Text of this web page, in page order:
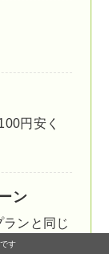
す
円安く
ン
ンと同じ